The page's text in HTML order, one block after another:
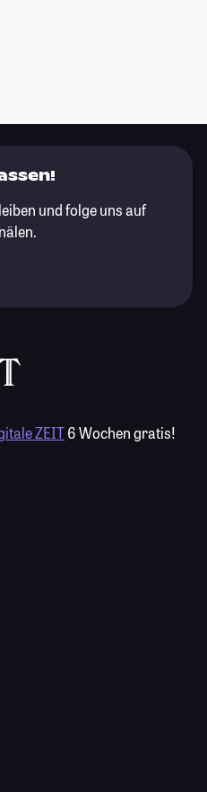
und folge uns auf
ZEIT6 Wochen gratis!